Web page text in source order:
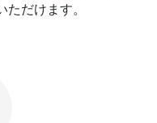
だけます。